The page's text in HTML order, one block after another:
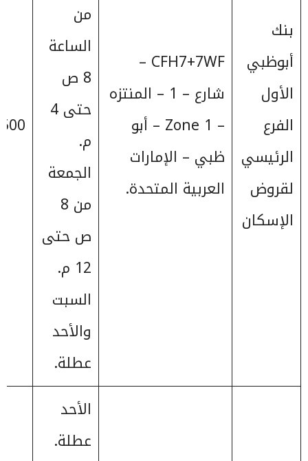
بنك
أبوظبي
الأول
الفرع
الرئيسي
لقروض
الإسكان
CFH7+7WF –
شارع – 1 – المنتزه
– Zone 1 – أبو
ظبي – الإمارات
العربية المتحدة.
من
الساعة
8 ص
حتى 4
م.
الجمعة
من 8
ص حتى
12 م.
السبت
والأحد
عطلة.
الأحد
عطلة.